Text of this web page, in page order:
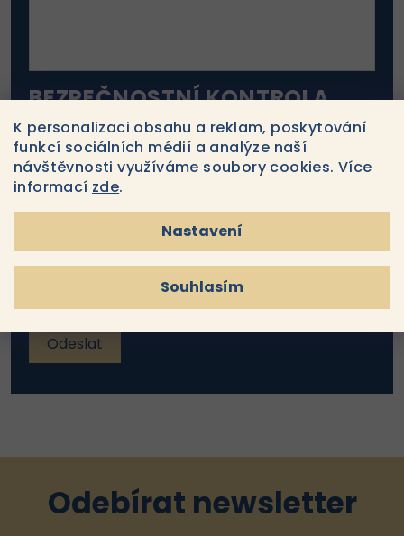
K personalizaci obsahu a reklam, poskytování
funkcí sociálních médií a analýze naší
návštěvnosti využíváme soubory cookies. Více
informací zde.
Nastavení
Souhlasím
BEZPEČNOSTNÍ KONTROLA
podmínkami ochrany osobních
Odeslat
Odebírat newsletter